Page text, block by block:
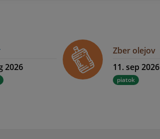
2026
Zber olejov
11. sep 2026
piatok